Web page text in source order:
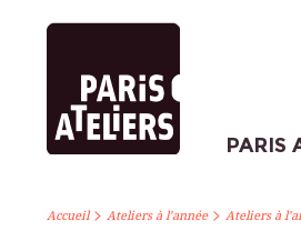
PARIS
Accueil> Ateliers à l’année> Ateliers à